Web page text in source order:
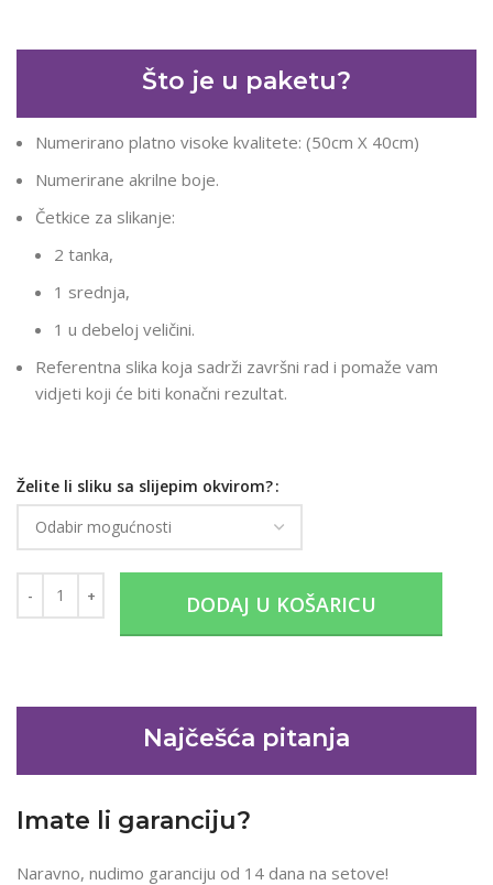
Što je u paketu?
Numerirano platno visoke kvalitete: (50cm X 40cm)
Numerirane akrilne boje.
Četkice za slikanje:
2 tanka,
1 srednja,
1 u debeloj veličini.
Referentna slika koja sadrži završni rad i pomaže vam
vidjeti koji će biti konačni rezultat.
Želite li sliku sa slijepim okvirom?
DODAJ U KOŠARICU
Najčešća pitanja
Imate li garanciju?
Naravno, nudimo garanciju od 14 dana na setove!